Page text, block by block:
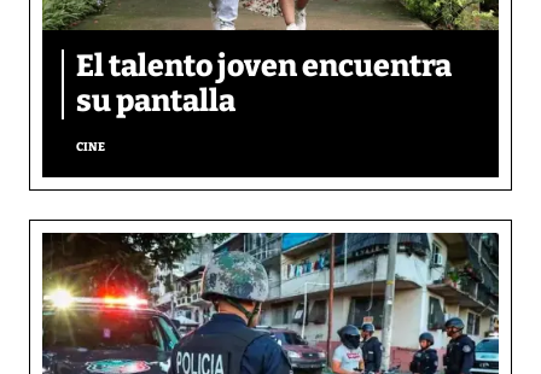
El talento joven encuentra
su pantalla​
CINE